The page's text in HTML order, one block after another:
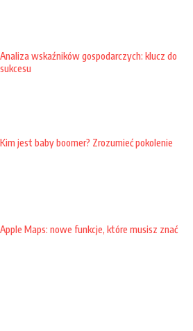
Analiza wskaźników gospodarczych: klucz do
sukcesu
Kim jest baby boomer? Zrozumieć pokolenie
Apple Maps: nowe funkcje, które musisz znać